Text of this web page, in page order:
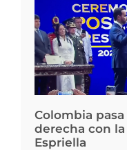
Colombia
derecha con
Espriella